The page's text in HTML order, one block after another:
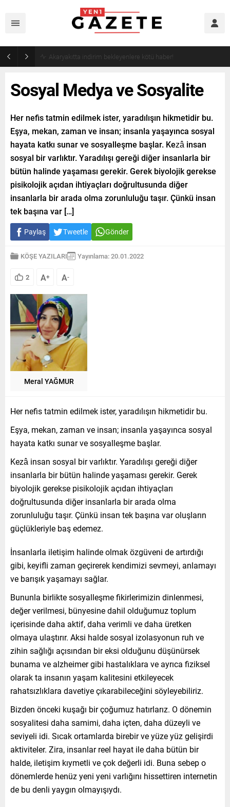
Akaryakıtta indirim bekleyenlere kötü haber!
Sosyal Medya ve Sosyalite
Her nefis tatmin edilmek ister, yaradılışın hikmetidir bu.
Eşya, mekan, zaman ve insan; insanla yaşayınca sosyal
hayata katkı sunar ve sosyalleşme başlar. Kezâ insan
sosyal bir varlıktır. Yaradılışı gereği diğer insanlarla bir
bütün halinde yaşaması gerekir. Gerek biyolojik gerekse
pisikolojik açıdan ihtiyaçları doğrultusunda diğer
insanlarla bir arada olma zorunluluğu taşır. Çünkü insan
tek başına var […]
Paylaş Tweetle Gönder
KÖŞE YAZILARI Yayınlama: 20.01.2022
2 A+ A-
Meral YAĞMUR
Her nefis tatmin edilmek ister, yaradılışın hikmetidir bu.
Eşya, mekan, zaman ve insan; insanla yaşayınca sosyal
hayata katkı sunar ve sosyalleşme başlar.
Kezâ insan sosyal bir varlıktır. Yaradılışı gereği diğer
insanlarla bir bütün halinde yaşaması gerekir. Gerek
biyolojik gerekse pisikolojik açıdan ihtiyaçları
doğrultusunda diğer insanlarla bir arada olma
zorunluluğu taşır. Çünkü insan tek başına var oluşların
güçlükleriyle baş edemez.
İnsanlarla iletişim halinde olmak özgüveni de artırdığı
gibi, keyifli zaman geçirerek kendimizi sevmeyi, anlamayı
ve barışık yaşamayı sağlar.
Bununla birlikte sosyalleşme fikirlerimizin dinlenmesi,
değer verilmesi, bünyesine dahil olduğumuz toplum
içerisinde daha aktif, daha verimli ve daha üretken
olmaya ulaştırır. Aksi halde sosyal izolasyonun ruh ve
zihin sağlığı açısından bir eksi olduğunu düşünürsek
bunama ve alzheimer gibi hastalıklara ve ayrıca fiziksel
olarak ta insanın yaşam kalitesini etkileyecek
rahatsızlıklara davetiye çıkarabileceğini söyleyebiliriz.
Bizden önceki kuşağı bir çoğumuz hatırlarız. O dönemin
sosyalitesi daha samimi, daha içten, daha düzeyli ve
seviyeli idi. Sıcak ortamlarda birebir ve yüze yüz gelişirdi
aktiviteler. Zira, insanlar reel hayat ile daha bütün bir
halde, iletişim kıymetli ve çok değerli idi. Buna sebep o
dönemlerde henüz yeni yeni varlığını hissettiren internetin
de bu denli yaygın olmayışıydı.